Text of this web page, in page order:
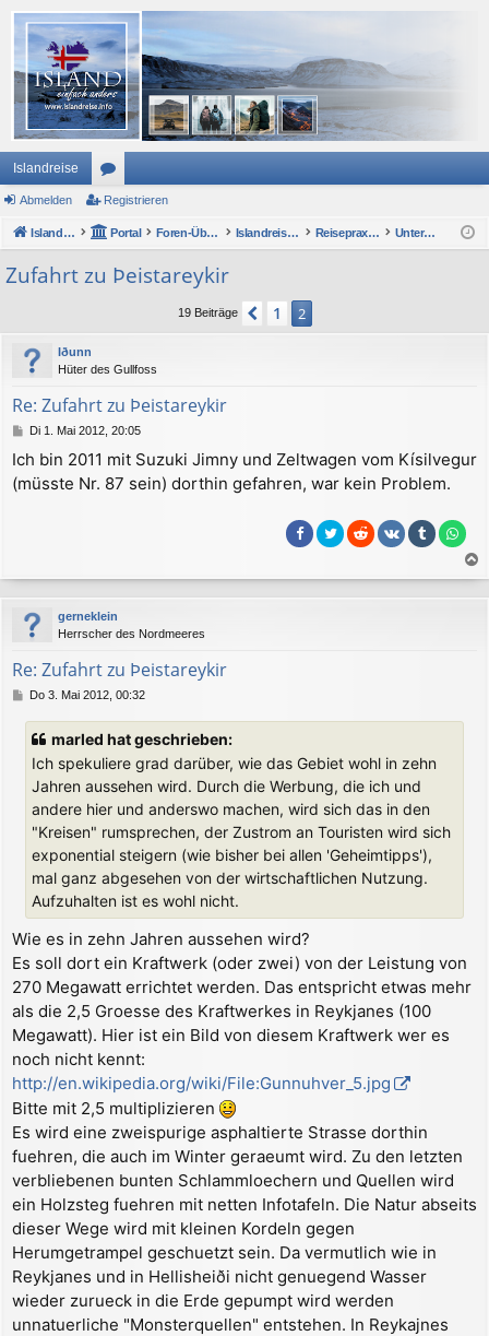
Islandreise
or
en
Abmelden Registrieren
Islandreise Portal Foren-Übersicht Islandreise Forum Reisepraxis - Urlaub in Island Unterwegs mit Auto oder Wohnmobil
Zufahrt zu Þeistareykir
19 Beiträge Vorherige
1 2
Iðunn
Hüter des Gullfoss
Re: Zufahrt zu Þeistareykir
B
i
t
Di 1. Mai 2012, 20:05
Ich bin 2011 mit Suzuki Jimny und Zeltwagen vom Kísilvegur
(müsste Nr. 87 sein) dorthin gefahren, war kein Problem.
a
c
gerneklein
Herrscher des Nordmeeres
Re: Zufahrt zu Þeistareykir
BDo 3. Mai 2012, 00:32
marled hat geschrieben:
Ich spekuliere grad darüber, wie das Gebiet wohl in zehn
Jahren aussehen wird. Durch die Werbung, die ich und
andere hier und anderswo machen, wird sich das in den
"Kreisen" rumsprechen, der Zustrom an Touristen wird sich
exponential steigern (wie bisher bei allen 'Geheimtipps'),
mal ganz abgesehen von der wirtschaftlichen Nutzung.
Aufzuhalten ist es wohl nicht.
Wie es in zehn Jahren aussehen wird?
Es soll dort ein Kraftwerk (oder zwei) von der Leistung von
270 Megawatt errichtet werden. Das entspricht etwas mehr
als die 2,5 Groesse des Kraftwerkes in Reykjanes (100
Megawatt). Hier ist ein Bild von diesem Kraftwerk wer es
noch nicht kennt:
http://en.wikipedia.org/wiki/File:Gunnuhver_5.jpg
Bitte mit 2,5 multiplizieren
Es wird eine zweispurige asphaltierte Strasse dorthin
fuehren, die auch im Winter geraeumt wird. Zu den letzten
verbliebenen bunten Schlammloechern und Quellen wird
ein Holzsteg fuehren mit netten Infotafeln. Die Natur abseits
dieser Wege wird mit kleinen Kordeln gegen
Herumgetrampel geschuetzt sein. Da vermutlich wie in
Reykjanes und in Hellisheiði nicht genuegend Wasser
wieder zurueck in die Erde gepumpt wird werden
unnatuerliche "Monsterquellen" entstehen. In Reykajnes